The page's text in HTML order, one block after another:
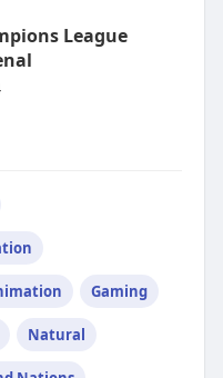
League
Gaming
Natural